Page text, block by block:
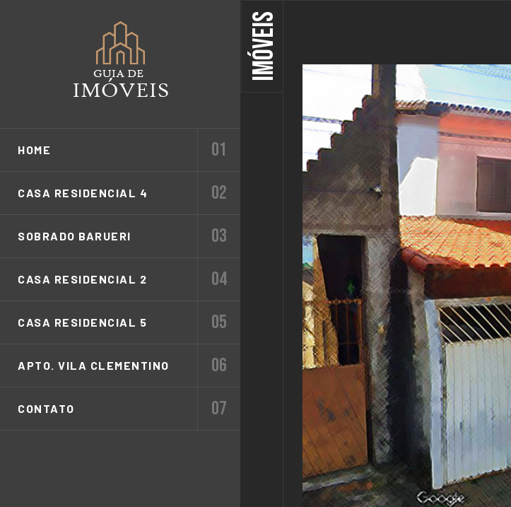
HOME
CASA RESIDENCIAL 4
SOBRADO BARUERI
CASA RESIDENCIAL 2
CASA RESIDENCIAL 5
APTO. VILA CLEMENTINO
CONTATO
IMÓVEIS